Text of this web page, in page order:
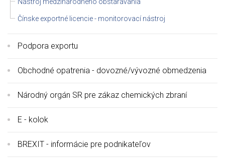
Čínske exportné licencie - monitorovací nástroj
Podpora exportu
Obchodné opatrenia - dovozné/vývozné obmedzenia
Národný orgán SR pre zákaz chemických zbraní
E - kolok
BREXIT - informácie pre podnikateľov